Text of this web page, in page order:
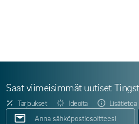
Saat viimeisimmät uutiset
Tarjoukset Ideoita
Lisätietoa